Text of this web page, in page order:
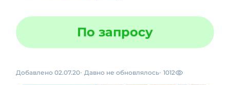
По запросу
Добавлено 02.07.20 Давно не обновлялось 1012